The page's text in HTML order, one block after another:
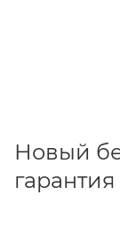
Новый
гарантия